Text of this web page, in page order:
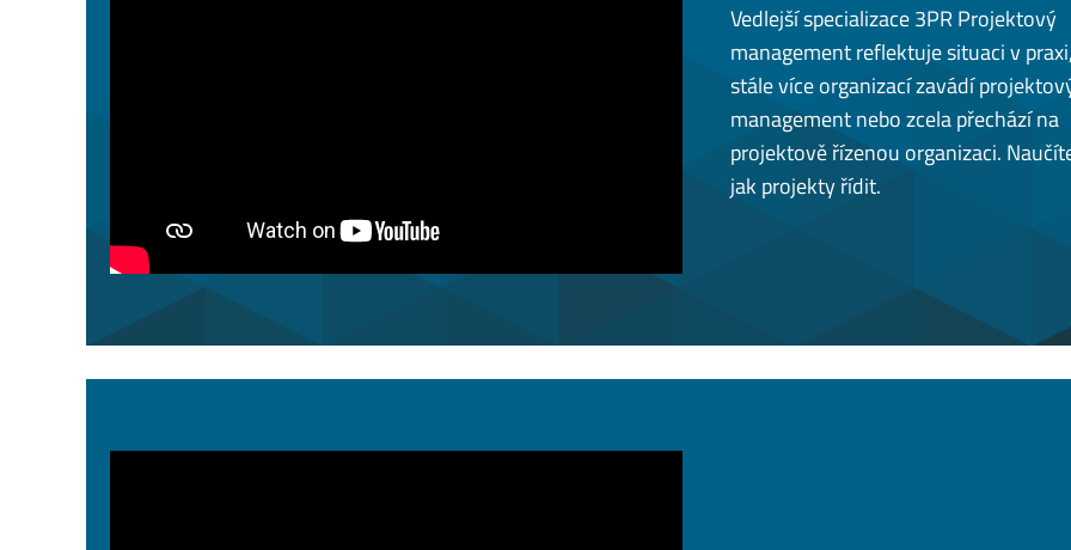
Vedlejší specializace 3PR Projektový
management reflektuje situaci v
stále více organizací zavádí
management nebo zcela přechází na
projektově řízenou organizaci.
jak projekty řídit.